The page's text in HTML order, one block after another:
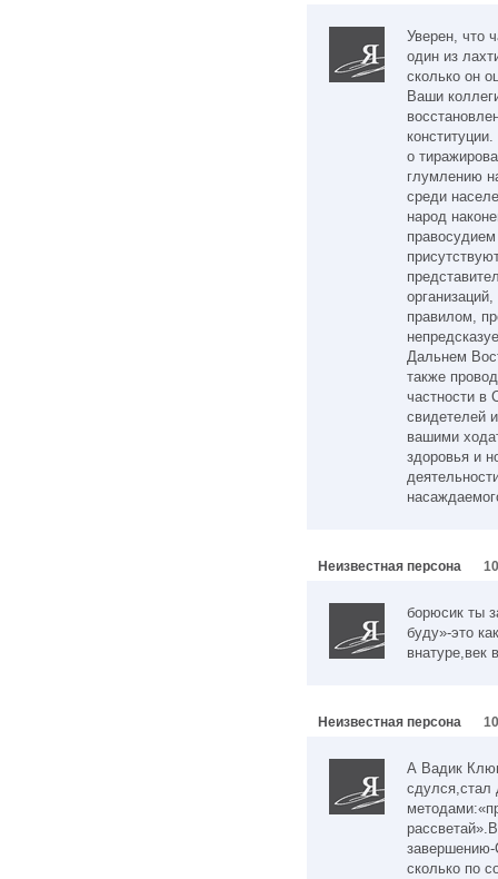
Уверен, что
один из
сколько он
Ваши
о
глумлению
среди
народ
правилом,
Дальнем
также
частности в
свидетелей
вашими
здоровья и
Неизвестная персона
борюсик ты
буду»-это
внатуре,век
Неизвестная персона
А Вадик
сдулся,стал
завершению-
сколько по